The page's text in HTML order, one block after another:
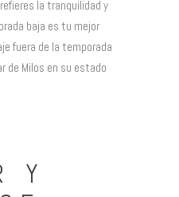
la tranquilidad y
baja es tu mejor
fuera de la temporada
de Milos en su estado
Y